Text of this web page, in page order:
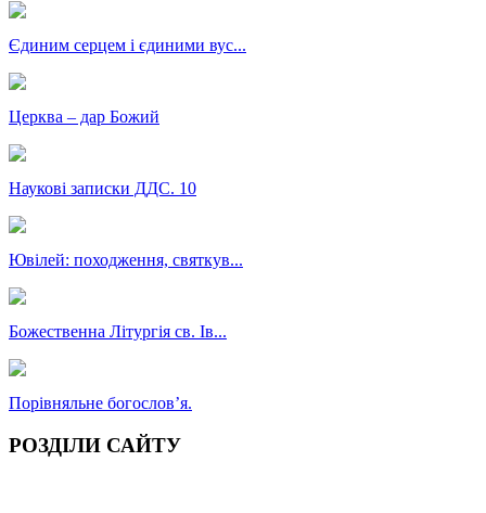
Єдиним серцем і єдиними вус...
Церква – дар Божий
Наукові записки ДДС. 10
Ювілей: походження, святкув...
Божественна Літургія св. Ів...
Порівняльне богословʼя.
РОЗДІЛИ САЙТУ